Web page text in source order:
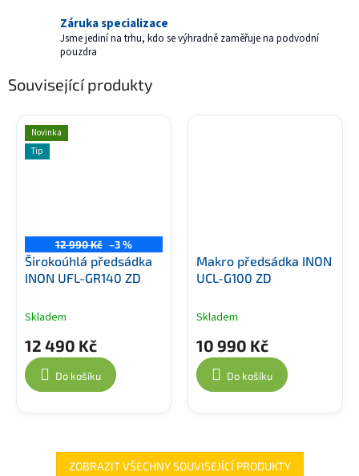
Záruka specializace
Jsme jediní na trhu, kdo se výhradně zaměřuje na podvodní
pouzdra
Související produkty
Novinka
Tip
12 990 Kč –3 %
Širokoúhlá předsádka
INON UFL-GR140 ZD
Skladem
12 490 Kč
Do košíku
Makro předsádka INON
UCL-G100 ZD
Skladem
10 990 Kč
Do košíku
ZOBRAZIT VŠECHNY SOUVISEJÍCÍ PRODUKTY